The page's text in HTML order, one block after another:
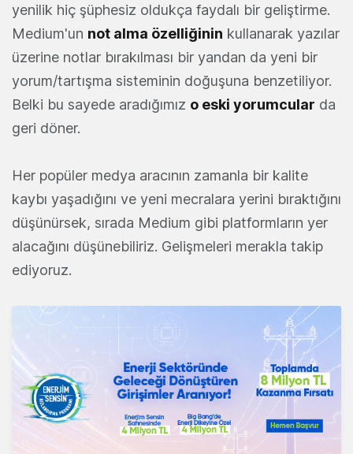
yenilik hiç şüphesiz oldukça faydalı bir geliştirme.
Medium'un not alma özelliğinin kullanarak yazılar
üzerine notlar bırakılması bir yandan da yeni bir
yorum/tartışma sisteminin doğuşuna benzetiliyor.
Belki bu sayede aradığımız o eski yorumcular da
geri döner.
Her popüler medya aracının zamanla bir kalite
kaybı yaşadığını ve yeni mecralara yerini bıraktığını
düşünürsek, sırada Medium gibi platformların yer
alacağını düşünebiliriz. Gelişmeleri merakla takip
ediyoruz.